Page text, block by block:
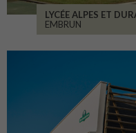
LYCÉE ALPES ET
EMBRUN